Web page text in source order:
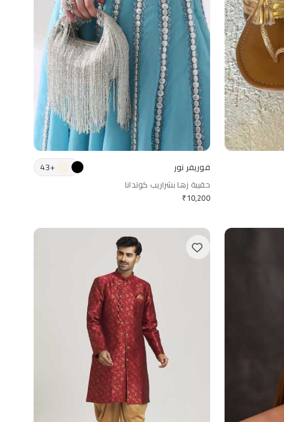
فوريفر نور +
43
حقيبة زها بشراريب كوتدانا
₹10,200